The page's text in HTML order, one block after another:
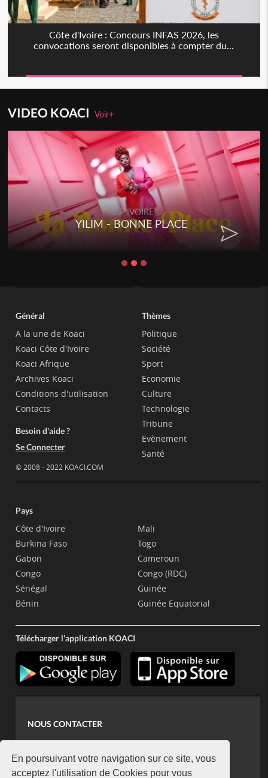
En poursuivant votre navigation sur ce site, vous
acceptez l'utilisation de Cookies pour vous
Côte d'Ivoire : Concours INFAS 2026, les
convocations seront disponibles à compter du...
VIDEO KOACIVoir+
RAP IVOIRE
YILIM - BONNE PLACE
Général
A la une de Koaci
Koaci Côte d'Ivoire
Koaci Afrique
Archives Koaci
Conditions d'utilisation
Contacts
Besoin d'aide ?
Se Connecter
© 2008 - 2022 KOACI.COM
Thèmes
Politique
Société
Sport
Economie
Culture
Technologie
Tribune
Evènement
Santé
Pays
Côte d'Ivoire
Burkina Faso
Gabon
Congo
Sénégal
Bénin
Mali
Togo
Cameroun
Congo (RDC)
Guinée
Guinée Equatorial
Télécharger l'application KOACI
NOUS CONTACTER
koaci@yahoo.fr